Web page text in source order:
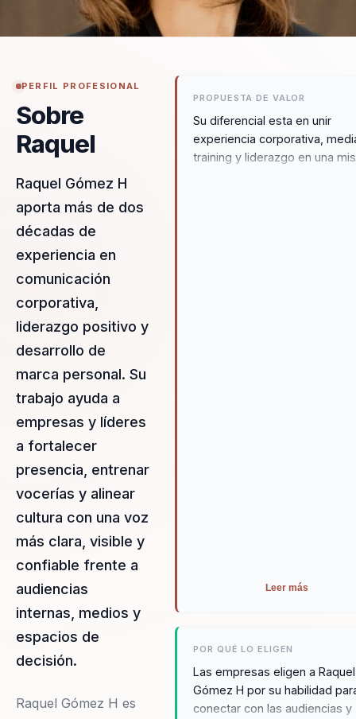
PERFIL PROFESIONAL
Sobre
Raquel
Raquel Gómez H
aporta más de dos
décadas de
experiencia en
comunicación
corporativa,
liderazgo positivo y
desarrollo de
marca personal. Su
trabajo ayuda a
empresas y líderes
a fortalecer
presencia, entrenar
vocerías y alinear
cultura con una voz
más clara, visible y
confiable frente a
audiencias
internas, medios y
espacios de
decisión.
Raquel Gómez H es
PROPUESTA DE VALOR
Su diferencial esta en unir
experiencia corporativa,
training y liderazgo en una
Leer más
POR QUÉ LO ELIGEN
Las empresas eligen a Raquel
Gómez H por su habilidad
conectar con las audiencias y